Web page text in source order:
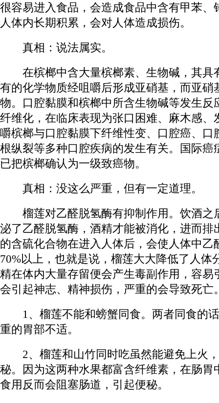
很容易进入食品，会造成食品中含有甲苯、
人体内长期积累，会对人体造成损伤。
真相：说法属实。
在槟榔中含大量槟榔素、生物碱，其具
有的化学物质经咀嚼后形成亚硝基，而亚硝
物。口腔黏膜和槟榔中所含生物碱等发生反
纤维化，在临床表现为张口困难、麻木感、
嚼槟榔与口腔黏膜下纤维性变、口腔癌、口
根纵裂等多种口腔疾病的发生有关。国际癌
已把槟榔确认为一级致癌物。
真相：没这么严重，但有一定道理。
榴莲对乙醛脱氢酶有抑制作用。饮酒之
泌了乙醛脱氢酶，酒精才能被消化，进而排
的含硫化合物在进入人体后，会使人体中乙
70%以上，也就是说，榴莲大大降低了人体
精在体内大量存留便会产生毒副作用，容易
会引起神志、精神损伤，严重的会导致死亡
1、榴莲不能和螃蟹同食。两者同食的话
重的胃部不适。
2、榴莲和山竹同时吃虽然能避免上火，
秘。因为这两种水果都富含纤维素，在肠胃
食用反而会阻塞肠道，引起便秘。